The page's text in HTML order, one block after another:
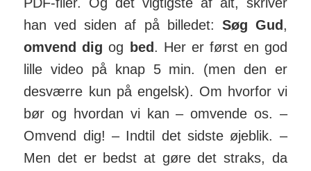
han ved siden af på bil­ledet: Søg Gud ,
omvend dig og bed . Her er først en god
lille video på knap 5 min. (men den er
desværre kun på engelsk). Om hvorfor vi
bør og hvordan vi kan – omvende os. –
Omvend dig! – Indtil det sidste øjeblik. –
Men det er bedst at gøre det straks, da